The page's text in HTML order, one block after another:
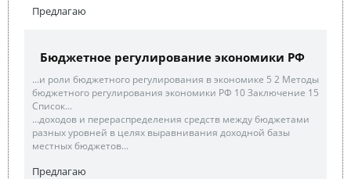
Предлагаю
Бюджетное регулирование экономики РФ
...и роли бюджетного регулирования в экономике 5 2 Методы
бюджетного регулирования экономики РФ 10 Заключение 15
Список...
...доходов и перераспределения средств между бюджетами
разных уровней в целях выравнивания доходной базы
местных бюджетов...
Предлагаю